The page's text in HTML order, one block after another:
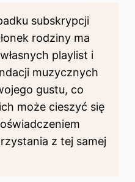
subskrypcji
rodziny ma
playlist i
muzycznych
gustu, co
może cieszyć się
z tej samej